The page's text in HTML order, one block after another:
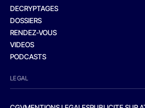
DECRYPTAGES
DOSSIERS
RENDEZ-VOUS
VIDEOS
PODCASTS
LEGAL